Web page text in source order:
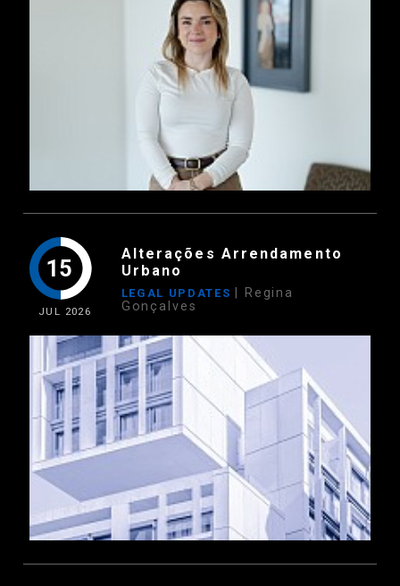
15
JUL 2026
Alterações Arrendamento
Urbano
LEGAL UPDATES
| Regina
Gonçalves